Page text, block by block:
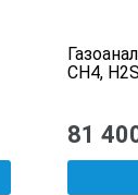
CH4,
81